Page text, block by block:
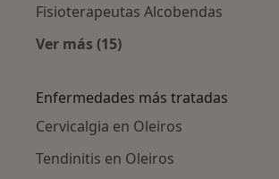
Fisioterapeutas Alcobendas
Ver más (15)
Enfermedades más tratadas
Cervicalgia en Oleiros
Tendinitis en Oleiros